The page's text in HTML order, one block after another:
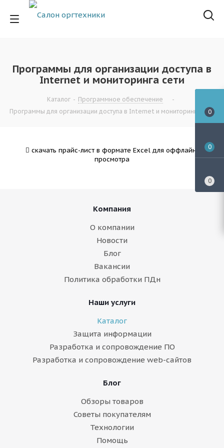
Программы для организации доступа в
Internet и мониторинга сети
Каталог - Программное обеспечение
-
Программы для организации доступа в Internet и мониторинга сети
скачать прайс-лист в формате Excel для оффлайн-
просмотра
Компания
О компании
Новости
Блог
Вакансии
Политика обработки ПДн
Наши услуги
Каталог
Защита информации
Разработка и сопровождение ПО
Разработка и сопровождение web-сайтов
Блог
Обзоры товаров
Советы покупателям
Технологии
Помощь
0
0
0